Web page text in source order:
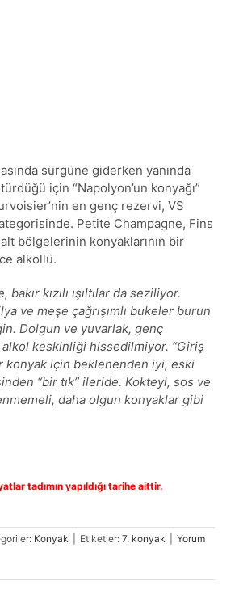
sürgüne giderken yanında
için “Napolyon’un konyağı”
en genç rezervi, VS
Petite Champagne, Fins
bölgelerinin konyaklarının bir
alkollü.
kızılı ışıltılar da seziliyor.
ve meşe çağrışımlı bukeler burun
Dolgun ve yuvarlak, genç
alkol keskinliği hissedilmiyor. “Giriş
konyak için beklenenden iyi, eski
“bir tık” ileride. Kokteyl, sos ve
daha olgun konyaklar gibi
tadımın yapıldığı tarihe aittir.
Konyak Etiketler: 7, konyak
Yorum